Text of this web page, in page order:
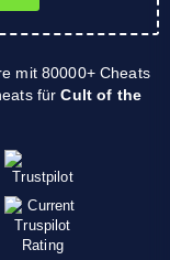
mit 80000+ Cheats
fürCult of the